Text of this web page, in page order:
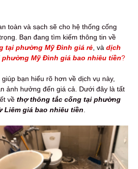
toàn và sạch sẽ cho hệ thống cống
Bạn đang tìm kiếm thông tin về
tại phường Mỹ Đình giá rẻ , và dịch
Mỹ Đình giá bao nhiêu tiền?
bạn hiểu rõ hơn về dịch vụ này,
ảnh hưởng đến giá cả. Dưới đây là tất
về thợ thông tắc cống tại phường
Liêm giá bao nhiêu tiền